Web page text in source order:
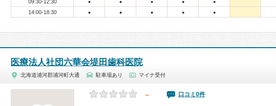
09:30-12:30 ● ● ● ● ●
14:00-18:30 ● ● ● ● ●
医療法人社団六華会堤田歯科医院
北海道浦河郡浦河町大通 駐車場あり マイナ受付
－ 口コミ0件